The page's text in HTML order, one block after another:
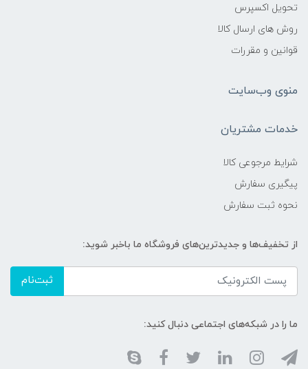
تحویل اکسپرس
روش های ارسال کالا
قوانین و مقررات
منوی وب‌سایت
خدمات مشتریان
شرایط مرجوعی کالا
پیگیری سفارش
نحوه ثبت سفارش
از تخفیف‌ها و جدیدترین‌های فروشگاه ما باخبر شوید:
ثبت‌نام
ما را در شبکه‌های اجتماعی دنبال کنید: